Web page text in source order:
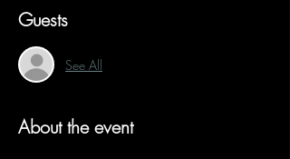
Guests
See All
About the event